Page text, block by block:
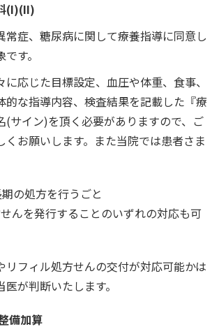
(I)(II)
常症、糖尿病に関して療養指導に同意し
す。
応じた目標設定、血圧や体重、食事、
的な指導内容、検査結果を記載した『療
(サイン)を頂く必要がありますので、ご
くお願いします。また当院では患者さま
の処方を行うごと
んを発行することのいずれの対応も可
リフィル処方せんの交付が対応可能かは
が判断いたします。
備加算